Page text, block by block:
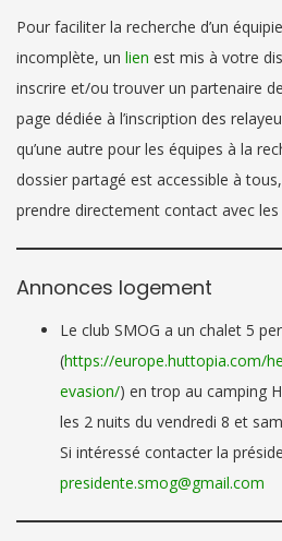
Pour faciliter la recherche d’un
incomplète, un lien est mis à votre
inscrire et/ou trouver un partenaire
page dédiée à l’inscription des
qu’une autre pour les équipes à la
dossier partagé est accessible à
prendre directement contact avec
Annonces logement
Le club SMOG a un chalet 5
(https://europe.huttopia.com/
evasion/) en trop au camping
les 2 nuits du vendredi 8 et
Si intéressé contacter la
presidente.smog@gmail.com